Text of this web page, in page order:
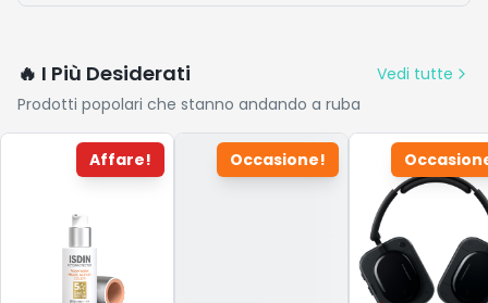
🔥 I Più Desiderati
Vedi tutte
Prodotti popolari che stanno andando a ruba
Affare! Occasione!